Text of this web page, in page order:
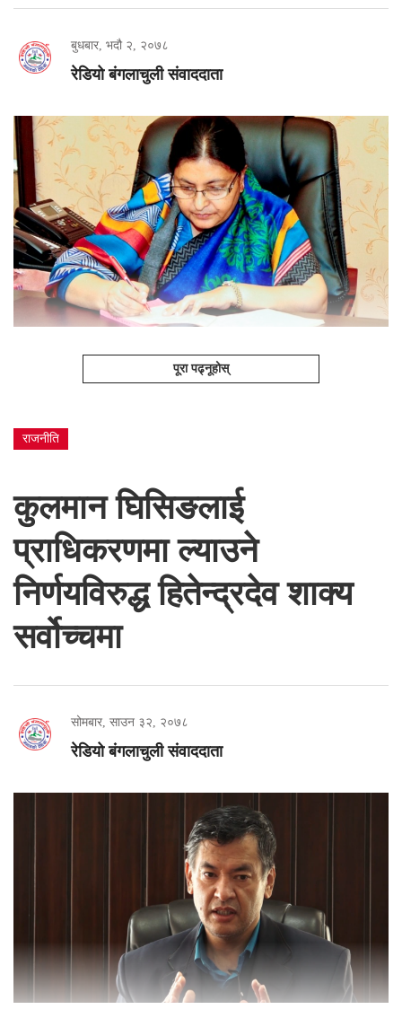
बुधबार, भदौ २, २०७८
रेडियो बंगलाचुली संवाददाता
पूरा पढ्नूहोस्
राजनीति
कुलमान घिसिङलाई
प्राधिकरणमा ल्याउने
निर्णयविरुद्ध हितेन्द्रदेव शाक्य
सर्वोच्चमा
सोमबार, साउन ३२, २०७८
रेडियो बंगलाचुली संवाददाता